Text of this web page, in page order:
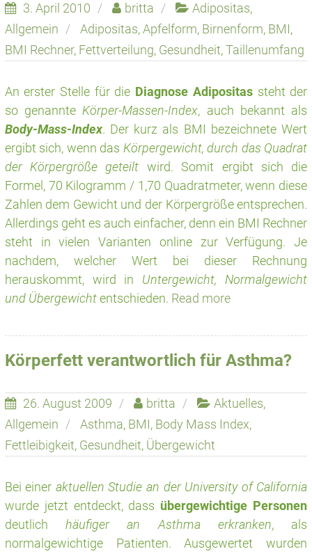
3. April 2010 britta Adipositas,
Allgemein
Adipositas,Apfelform, Birnenform, BMI,
BMI Rechner, Fettverteilung, Gesundheit,Taillenumfang
An erster Stelle für die Diagnose Adipositassteht der
so genannte Körper-Massen-Index, auch bekannt als
Body-Mass-Index. Der kurz als BMI bezeichnete Wert
ergibt sich, wenn das Körpergewicht, durch das Quadrat
der Körpergröße geteilt wird. Somit ergibt sich die
Formel, 70 Kilogramm / 1,70 Quadratmeter, wenn diese
Zahlen dem Gewicht und der Körpergröße entsprechen.
Allerdings geht es auch einfacher, denn ein BMI Rechner
steht in vielen Varianten online zur Verfügung. Je
nachdem, welcher Wert bei dieser Rechnung
herauskommt, wird in Untergewicht, Normalgewicht
und Übergewichtentschieden. Read more
Körperfett verantwortlich für Asthma?
26. August 2009 britta Aktuelles,
Allgemein
Asthma, BMI, Body Mass Index,
Fettleibigkeit, Gesundheit, Übergewicht
Bei einer aktuellen Studie an der University of California
wurde jetzt entdeckt, dass übergewichtige Personen
deutlichhäufiger an Asthma erkranken, als
normalgewichtige Patienten. Ausgewertet wurden